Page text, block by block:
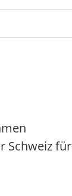
Schweiz für